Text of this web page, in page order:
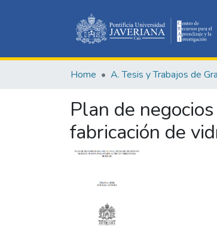
Home A. Tesis y Trabajos de
Plan de
fabricación de